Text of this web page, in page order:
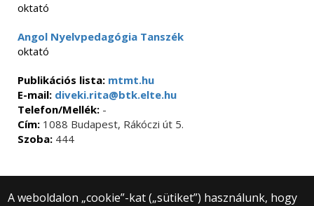
oktató
Angol Nyelvpedagógia Tanszék
oktató
Publikációs lista: mtmt.hu
E-mail: diveki.rita@btk.elte.hu
Telefon/Mellék: -
Cím: 1088 Budapest, Rákóczi út 5.
Szoba: 444
A weboldalon „cookie”-kat („sütiket”) használunk, hogy